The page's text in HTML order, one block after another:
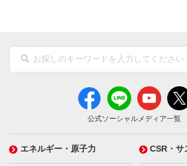
公式ソーシャルメディア一覧
エネルギー・原子力 CSR・サ